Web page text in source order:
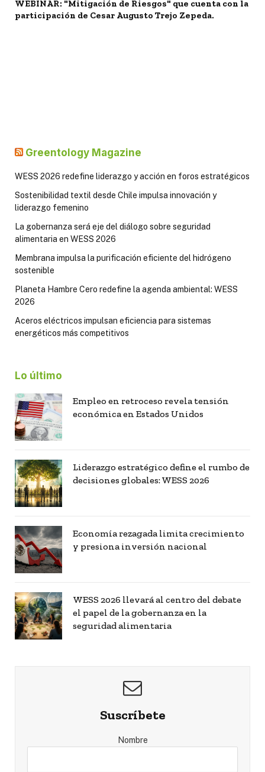
WEBINAR: "Mitigación de Riesgos" que cuenta con la
participación de Cesar Augusto Trejo Zepeda.
Greentology Magazine
WESS 2026 redefine liderazgo y acción en foros estratégicos
Sostenibilidad textil desde Chile impulsa innovación y
liderazgo femenino
La gobernanza será eje del diálogo sobre seguridad
alimentaria en WESS 2026
Membrana impulsa la purificación eficiente del hidrógeno
sostenible
Planeta Hambre Cero redefine la agenda ambiental: WESS
2026
Aceros eléctricos impulsan eficiencia para sistemas
energéticos más competitivos
Lo último
Empleo en retroceso revela tensión
económica en Estados Unidos
Liderazgo estratégico define el rumbo de
decisiones globales: WESS 2026
Economía rezagada limita crecimiento
y presiona inversión nacional
WESS 2026 llevará al centro del debate
el papel de la gobernanza en la
seguridad alimentaria
Suscríbete
Nombre